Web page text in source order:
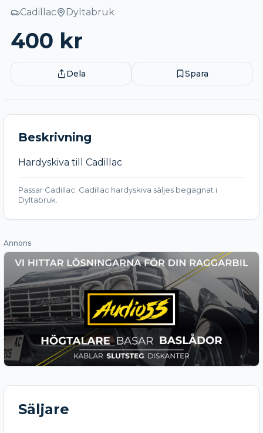
Cadillac Dyltabruk
400 kr
Dela Spara
Beskrivning
Hardyskiva till Cadillac
Passar Cadillac. Cadillac hardyskiva säljes begagnat i
Dyltabruk.
Annons
Säljare